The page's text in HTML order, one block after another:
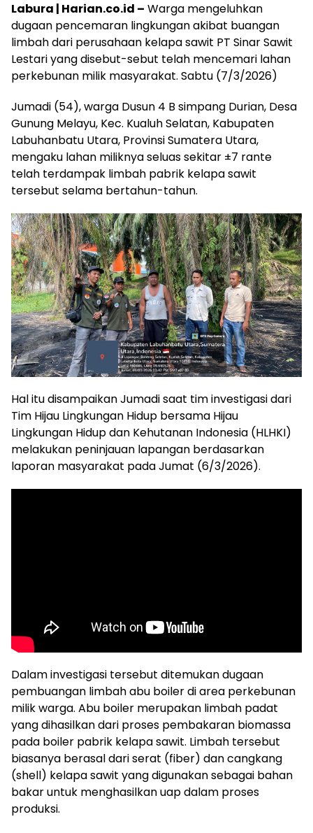
Labura | Harian.co.id – Warga mengeluhkan
dugaan pencemaran lingkungan akibat buangan
limbah dari perusahaan kelapa sawit PT Sinar Sawit
Lestari yang disebut-sebut telah mencemari lahan
perkebunan milik masyarakat. Sabtu (7/3/2026)
Jumadi (54), warga Dusun 4 B simpang Durian, Desa
Gunung Melayu, Kec. Kualuh Selatan, Kabupaten
Labuhanbatu Utara, Provinsi Sumatera Utara,
mengaku lahan miliknya seluas sekitar ±7 rante
telah terdampak limbah pabrik kelapa sawit
tersebut selama bertahun-tahun.
Hal itu disampaikan Jumadi saat tim investigasi dari
Tim Hijau Lingkungan Hidup bersama Hijau
Lingkungan Hidup dan Kehutanan Indonesia (HLHKI)
melakukan peninjauan lapangan berdasarkan
laporan masyarakat pada Jumat (6/3/2026).
Dalam investigasi tersebut ditemukan dugaan
pembuangan limbah abu boiler di area perkebunan
milik warga. Abu boiler merupakan limbah padat
yang dihasilkan dari proses pembakaran biomassa
pada boiler pabrik kelapa sawit. Limbah tersebut
biasanya berasal dari serat (fiber) dan cangkang
(shell) kelapa sawit yang digunakan sebagai bahan
bakar untuk menghasilkan uap dalam proses
produksi.